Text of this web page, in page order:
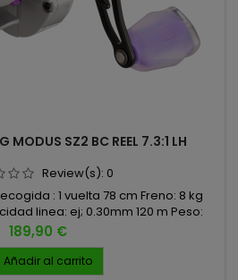
MODUS SZ2 BC REEL 7.3:1 LH
Review(s): 0
: 1 vuelta 78 cm Freno: 8 kg
linea: ej; 0.30mm 120 m Peso:
203gr
Precio
189,90 €
Añadir al carrito